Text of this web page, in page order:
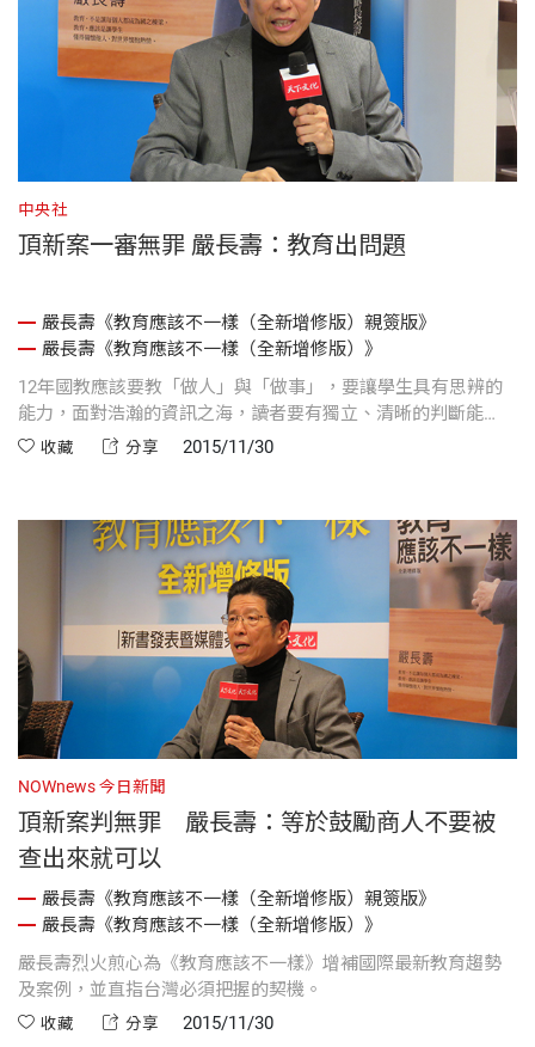
中央社
頂新案一審無罪 嚴長壽：教育出問題
嚴長壽《教育應該不一樣（全新增修版）親簽版》
嚴長壽《教育應該不一樣（全新增修版）》
12年國教應該要教「做人」與「做事」，要讓學生具有思辨的
能力，面對浩瀚的資訊之海，讀者要有獨立、清晰的判斷能
力。收藏 分享 2015/11/30
NOWnews 今日新聞
頂新案判無罪 嚴長壽：等於鼓勵商人不要被
查出來就可以
嚴長壽《教育應該不一樣（全新增修版）親簽版》
嚴長壽《教育應該不一樣（全新增修版）》
嚴長壽烈火煎心為《教育應該不一樣》增補國際最新教育趨勢
及案例，並直指台灣必須把握的契機。
收藏 分享 2015/11/30